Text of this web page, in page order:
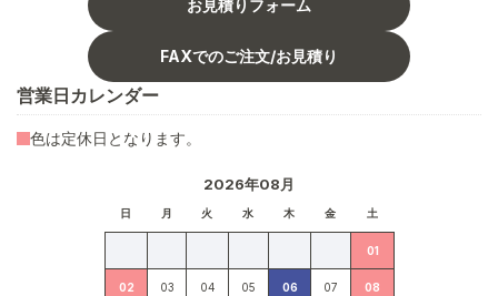
お見積りフォーム
FAXでのご注文/お見積り
営業日カレンダー
2026年08月
日 月 火 水 木 金 土
01
02 03 04 05 06 07 08
色は定休日となります。